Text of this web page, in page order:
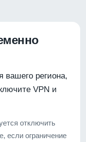
вашего региона,
VPN и
отключить
если ограничение